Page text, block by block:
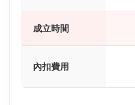
成立時間
內扣費用